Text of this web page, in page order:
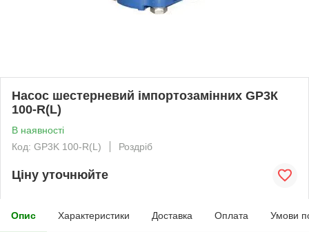
Насос шестерневий імпортозамінних GP3К
100-R(L)
В наявності
Код: GP3K 100-R(L)
Роздріб
Ціну уточнюйте
Опис Характеристики Доставка Оплата Умови